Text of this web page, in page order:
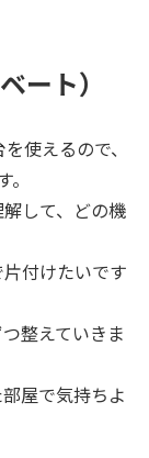
ート）
使えるので、
して、どの機
付けたいです
整えていきま
屋で気持ちよ